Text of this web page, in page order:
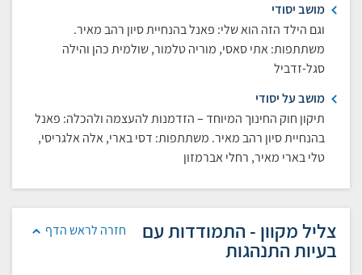
מושב יסודי
וגם הילד הזה הוא שלי: פאנל בהנחיית סיון רהב מאיר.
משתתפות: אתי סאסי, מוריה טלמור, שולמית כהן והילה
סגל-זדביל
מושב על יסודי
תיקון חוק החינוך המיוחד – הזדמנות להעצמה ולהכלה: פאנל
בהנחיית סיון רהב מאיר. משתתפות: דסי בארי, אלה אלגריסי,
טלי בארי מאיר, רחלי אברמזון
חזרה לראש הדף צליל מקוון - התמודדות עם
בעיות התנהגות